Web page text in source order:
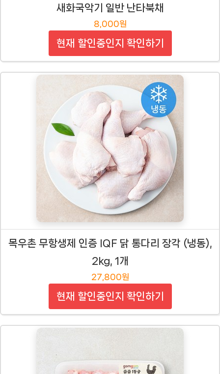
새화국악기 일반 난타북채
8,000원
현재 할인중인지 확인하기
목우촌 무항생제 인증 IQF 닭 통다리 장각 (냉동),
2kg, 1개
27,800원
현재 할인중인지 확인하기